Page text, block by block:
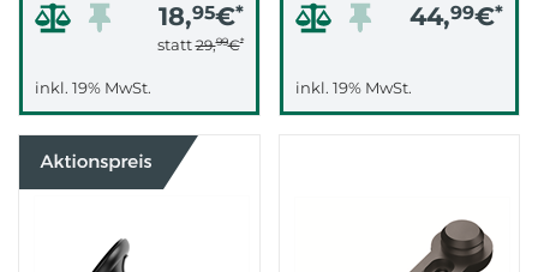
18,95€*
statt29,99€*
inkl. 19% MwSt.
44,99€*
inkl. 19% MwSt.